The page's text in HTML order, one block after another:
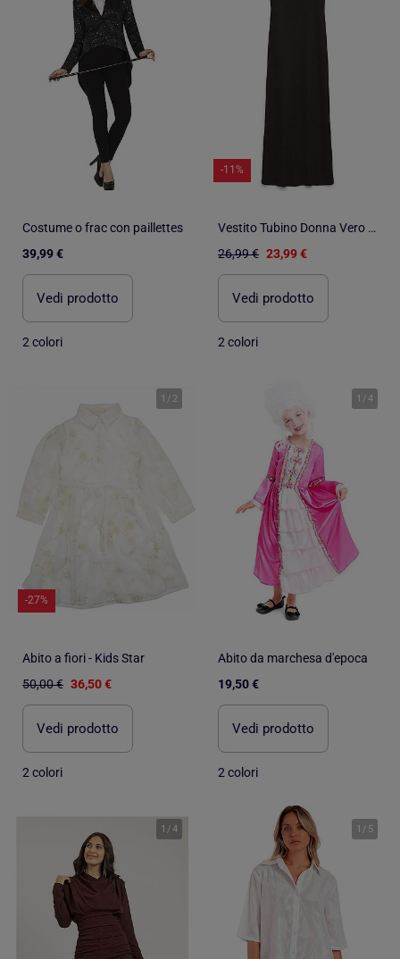
Costume o frac con paillettes
39,99 €
Vedi prodotto
2 colori
-11%
Vestito Tubino Donna Vero Moda alla Caviglia
26,99 € 23,99 €
Vedi prodotto
2 colori
1 / 2
-27%
Abito a fiori - Kids Star
50,00 € 36,50 €
Vedi prodotto
2 colori
1 /4
Abito da marchesa d'epoca
19,50 €
Vedi prodotto
2 colori
1 /4 1 / 5